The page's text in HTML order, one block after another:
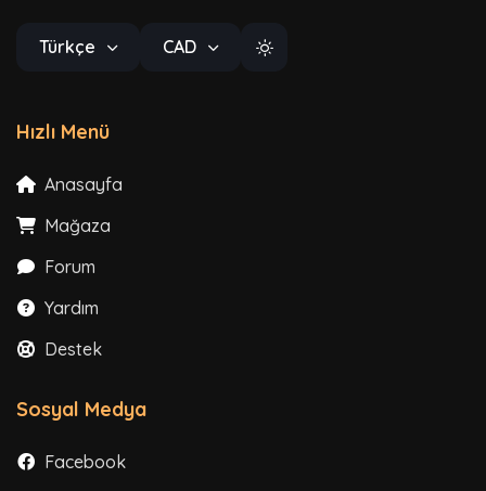
Türkçe CAD
Hızlı Menü
Anasayfa
Mağaza
Forum
Yardım
Destek
Sosyal Medya
Facebook